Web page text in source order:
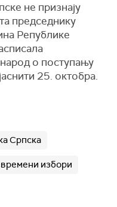
не признају
председнику
Републике
о поступању
25. октобра.
Српска
избори